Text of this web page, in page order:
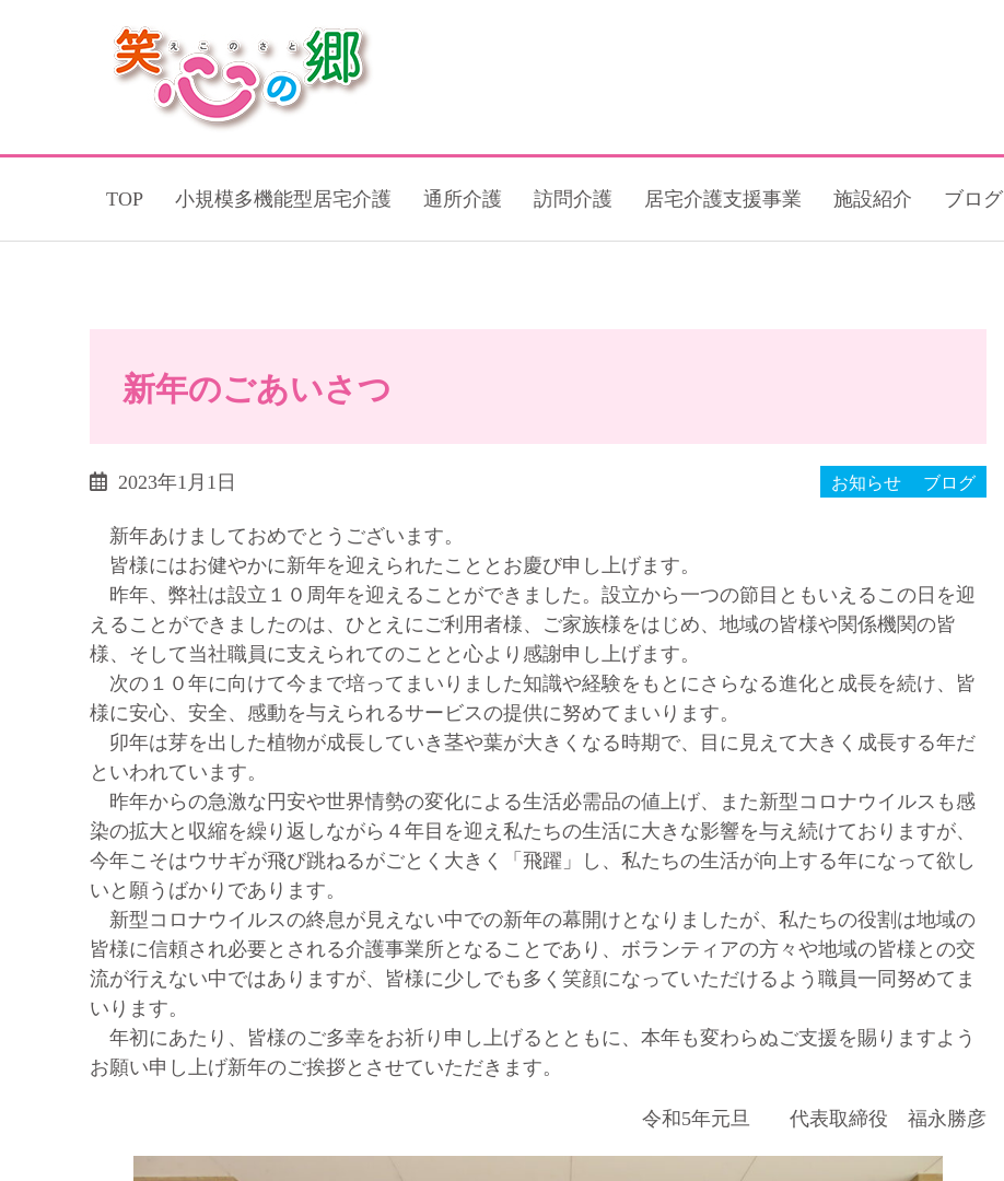
TOP 小規模多機能型居宅介護 通所介護 訪問介護 居宅介護支援事業 施設紹介 ブログ
新年のごあいさつ
2023年1月1日 お知らせ ブログ
新年あけましておめでとうございます。
皆様にはお健やかに新年を迎えられたこととお慶び申し上げます。
昨年、弊社は設立１０周年を迎えることができました。設立から一つの節目ともいえるこの日を迎
えることができましたのは、ひとえにご利用者様、ご家族様をはじめ、地域の皆様や関係機関の皆
様、そして当社職員に支えられてのことと心より感謝申し上げます。
次の１０年に向けて今まで培ってまいりました知識や経験をもとにさらなる進化と成長を続け、皆
様に安心、安全、感動を与えられるサービスの提供に努めてまいります。
卯年は芽を出した植物が成長していき茎や葉が大きくなる時期で、目に見えて大きく成長する年だ
といわれています。
昨年からの急激な円安や世界情勢の変化による生活必需品の値上げ、また新型コロナウイルスも感
染の拡大と収縮を繰り返しながら４年目を迎え私たちの生活に大きな影響を与え続けておりますが、
今年こそはウサギが飛び跳ねるがごとく大きく「飛躍」し、私たちの生活が向上する年になって欲し
いと願うばかりであります。
新型コロナウイルスの終息が見えない中での新年の幕開けとなりましたが、私たちの役割は地域の
皆様に信頼され必要とされる介護事業所となることであり、ボランティアの方々や地域の皆様との交
流が行えない中ではありますが、皆様に少しでも多く笑顔になっていただけるよう職員一同努めてま
いります。
年初にあたり、皆様のご多幸をお祈り申し上げるとともに、本年も変わらぬご支援を賜りますよう
お願い申し上げ新年のご挨拶とさせていただきます。
令和5年元旦 代表取締役 福永勝彦